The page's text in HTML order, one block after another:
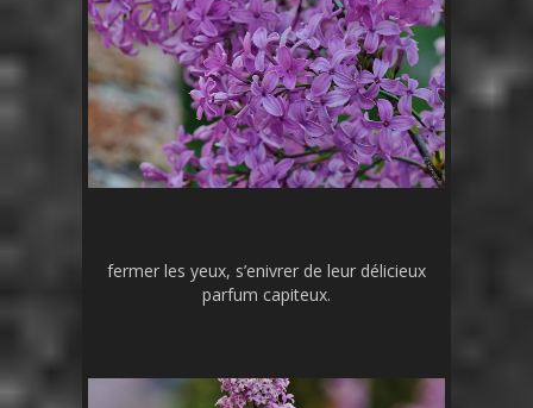
fermer les yeux, s’enivrer de leur délicieux
parfum capiteux.